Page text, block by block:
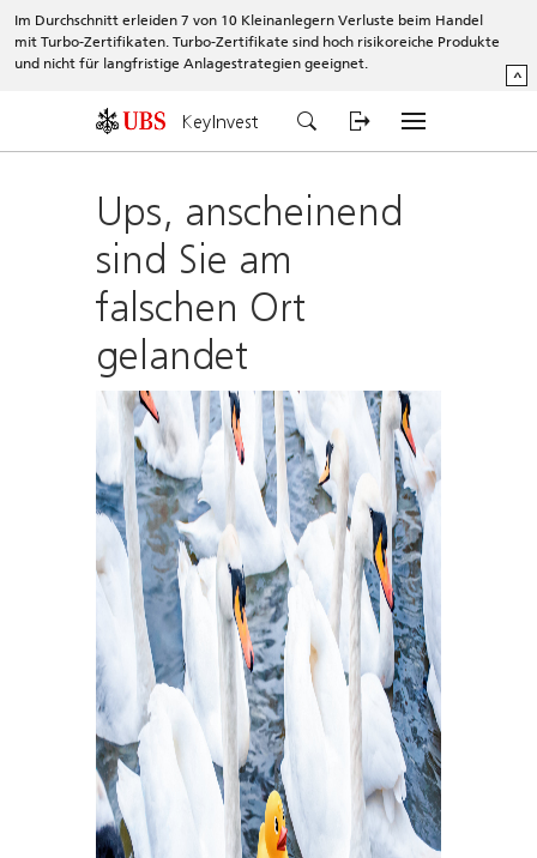
Im Durchschnitt erleiden 7 von 10 Kleinanlegern Verluste beim Handel
mit Turbo-Zertifikaten. Turbo-Zertifikate sind hoch risikoreiche Produkte
und nicht für langfristige Anlagestrategien geeignet.
^
KeyInvest
Ups, anscheinend
sind Sie am
falschen Ort
gelandet